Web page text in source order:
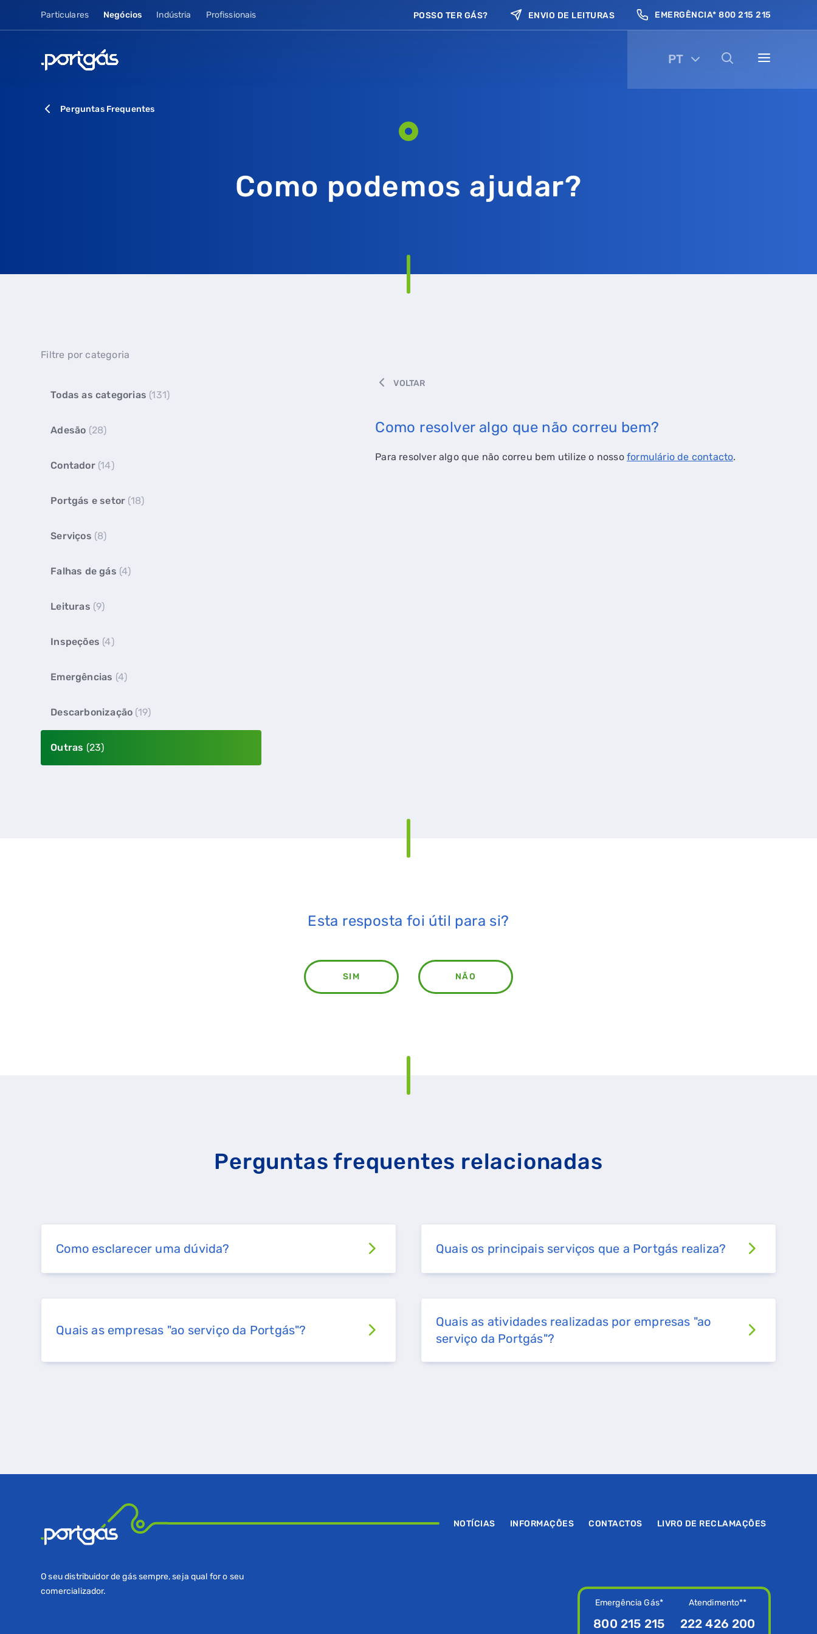
Particulares Negócios Indústria Profissionais POSSO TER GÁS? ENVIO DE LEITURAS EMERGÊNCIA* 800 215 215
PT
Perguntas Frequentes
Como podemos ajudar?
Filtre por categoria
Todas as categorias (131)
Adesão (28)
Contador (14)
Portgás e setor (18)
Serviços (8)
Falhas de gás (4)
Leituras (9)
Inspeções (4)
Emergências (4)
Descarbonização (19)
Outras (23)
VOLTAR
Como resolver algo que não correu bem?
Para resolver algo que não correu bem utilize o nossoformulário de contacto.
Esta resposta foi útil para si?
SIM NÃO
Perguntas frequentes relacionadas
Como esclarecer uma dúvida? Quais os principais serviços que a Portgás realiza?
Quais as empresas "ao serviço da Portgás"?
Quais as atividades realizadas por empresas "ao
serviço da Portgás"?
O seu distribuidor de gás sempre, seja qual for o seu
comercializador.
NOTÍCIAS INFORMAÇÕES CONTACTOS LIVRO DE RECLAMAÇÕES
Emergência Gás*
800 215 215
Atendimento**
222 426 200